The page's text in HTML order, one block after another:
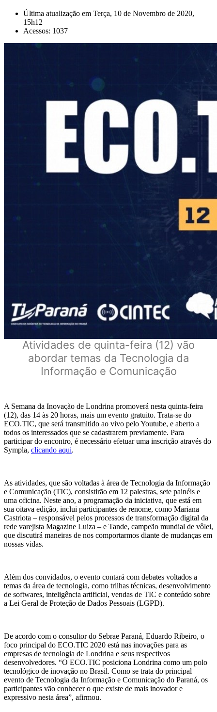
Última atualização em Terça, 10 de Novembro de 2020,
15h12
Acessos: 1037
Atividades de quinta-feira (12) vão
abordar temas da Tecnologia da
Informação e Comunicação
A Semana da Inovação de Londrina promoverá nesta quinta-feira
(12), das 14 às 20 horas, mais um evento gratuito. Trata-se do
ECO.TIC, que será transmitido ao vivo pelo Youtube, e aberto a
todos os interessados que se cadastrarem previamente. Para
participar do encontro, é necessário efetuar uma inscrição através do
Sympla, clicando aqui.
As atividades, que são voltadas à área de Tecnologia da Informação
e Comunicação (TIC), consistirão em 12 palestras, sete painéis e
uma oficina. Neste ano, a programação da iniciativa, que está em
sua oitava edição, inclui participantes de renome, como Mariana
Castriota – responsável pelos processos de transformação digital da
rede varejista Magazine Luiza – e Tande, campeão mundial de vôlei,
que discutirá maneiras de nos comportarmos diante de mudanças em
nossas vidas.
Além dos convidados, o evento contará com debates voltados a
temas da área de tecnologia, como trilhas técnicas, desenvolvimento
de softwares, inteligência artificial, vendas de TIC e conteúdo sobre
a Lei Geral de Proteção de Dados Pessoais (LGPD).
De acordo com o consultor do Sebrae Paraná, Eduardo Ribeiro, o
foco principal do ECO.TIC 2020 está nas inovações para as
empresas de tecnologia de Londrina e seus respectivos
desenvolvedores. “O ECO.TIC posiciona Londrina como um polo
tecnológico de inovação no Brasil. Como se trata do principal
evento de Tecnologia da Informação e Comunicação do Paraná, os
participantes vão conhecer o que existe de mais inovador e
expressivo nesta área”, afirmou.